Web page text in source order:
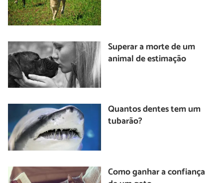
Superar a morte de um
animal de estimação
Quantos dentes tem um
tubarão?
Como ganhar a confiança